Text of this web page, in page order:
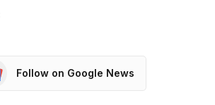
Follow on Google News